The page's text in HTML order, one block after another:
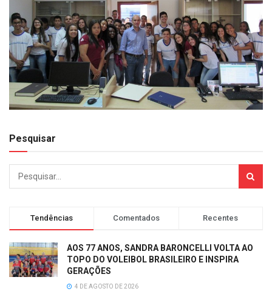
Pesquisar
Tendências Comentados Recentes
AOS 77 ANOS, SANDRA BARONCELLI VOLTA AO
TOPO DO VOLEIBOL BRASILEIRO E INSPIRA
GERAÇÕES
4 DE AGOSTO DE 2026